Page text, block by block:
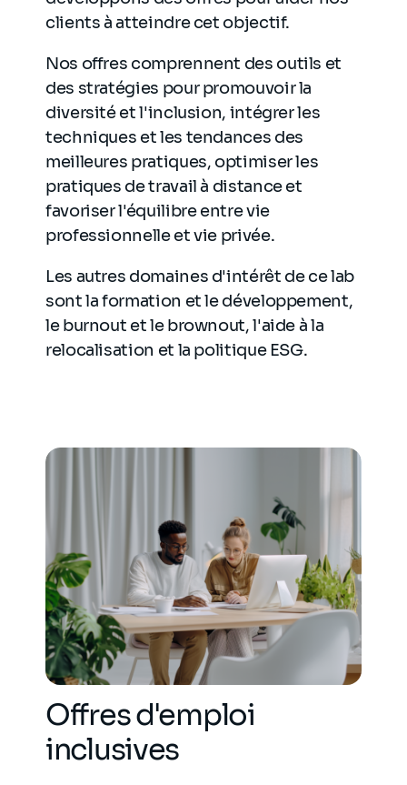
clients à atteindre cet objectif.
Nos offres comprennent des outils et
des stratégies pour promouvoir la
diversité et l'inclusion, intégrer les
techniques et les tendances des
meilleures pratiques, optimiser les
pratiques de travail à distance et
favoriser l'équilibre entre vie
professionnelle et vie privée.
Les autres domaines d'intérêt de ce lab
sont la formation et le développement,
le burnout et le brownout, l'aide à la
relocalisation et la politique ESG.
Offres d'emploi
inclusives